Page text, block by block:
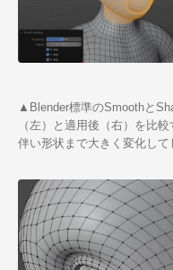
▲Blender標準のSmoothと
（左）と適用後（右）を比
伴い形状まで大きく変化し